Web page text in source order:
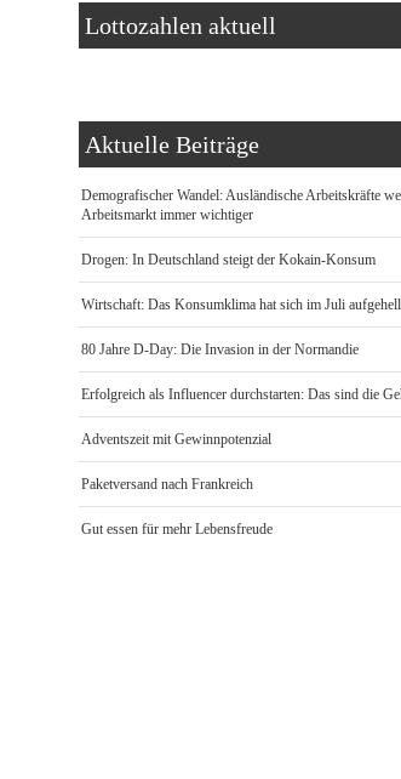
Lottozahlen aktuell
Aktuelle Beiträge
Demografischer Wandel: Ausländische Arbeitskräfte
Arbeitsmarkt immer wichtiger
Drogen: In Deutschland steigt der Kokain-Konsum
Wirtschaft: Das Konsumklima hat sich im Juli
80 Jahre D-Day: Die Invasion in der Normandie
Erfolgreich als Influencer durchstarten: Das sind die
Adventszeit mit Gewinnpotenzial
Paketversand nach Frankreich
Gut essen für mehr Lebensfreude